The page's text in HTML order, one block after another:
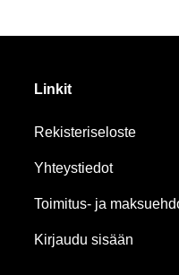
Linkit
Rekisteriseloste
Yhteystiedot
Toimitus- ja
Kirjaudu sisään